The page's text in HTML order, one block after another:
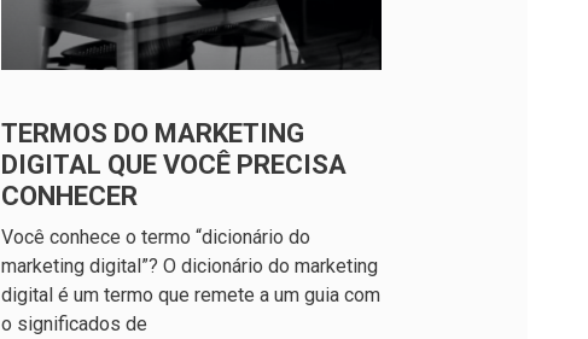
TERMOS DO MARKETING
DIGITAL QUE VOCÊ PRECISA
CONHECER
Você conhece o termo “dicionário do
marketing digital”? O dicionário do marketing
digital é um termo que remete a um guia com
o significados de